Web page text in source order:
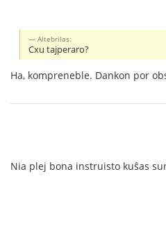
Altebrilas:
Cxu tajperaro?
Ha, kompreneble. Dankon por
Nia plej bona instruisto kuŝas